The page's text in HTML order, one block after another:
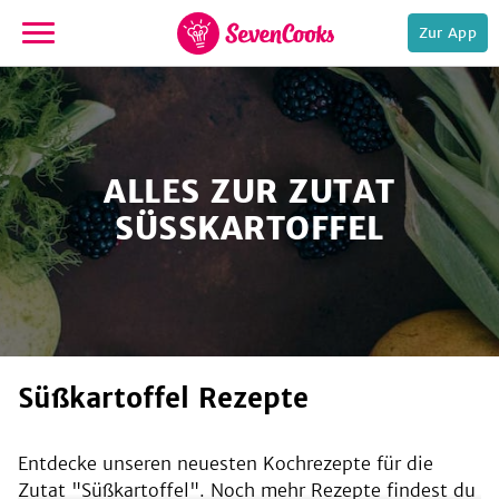
zur
Startseite
Zur App
ALLES ZUR ZUTAT
SÜSSKARTOFFEL
Süßkartoffel Rezepte
Entdecke unseren neuesten Kochrezepte für die
Zutat "Süßkartoffel ". Noch mehr Rezepte findest du